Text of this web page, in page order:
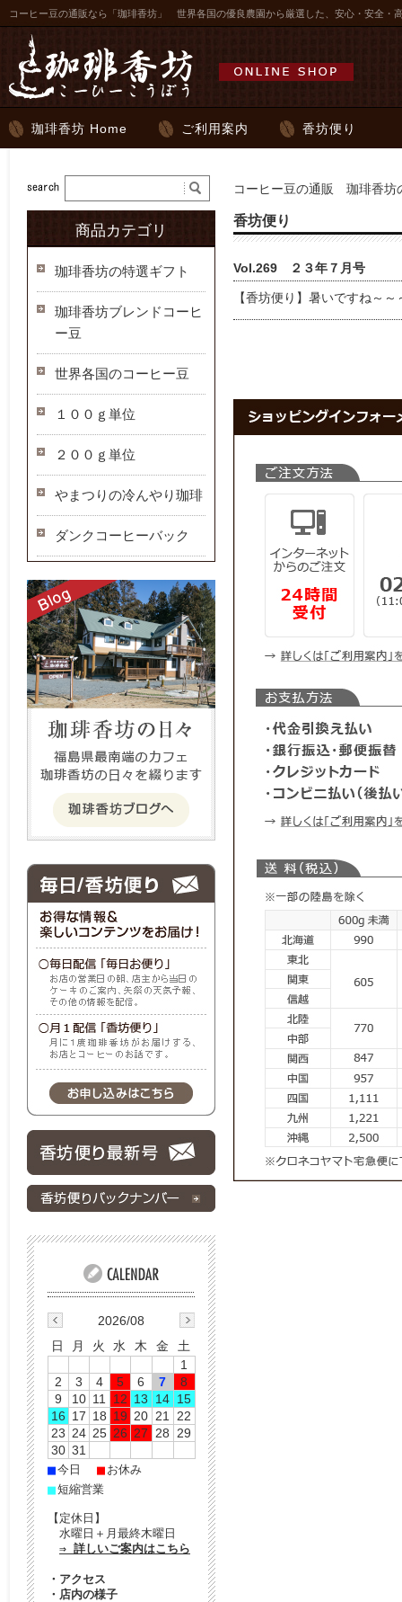
コーヒー豆の通販なら「珈琲香坊」 世界各国の優良農園から厳選した、安心・安全・
珈琲香坊 Home ご利用案内 香坊便り
コーヒー豆の通販 珈琲香坊
香坊便り
Vol.269 ２３年７月号
【香坊便り】暑いですね～～
商品カテゴリ
珈琲香坊の特選ギフト
珈琲香坊ブレンドコーヒ
ー豆
世界各国のコーヒー豆
１００ｇ単位
２００ｇ単位
やまつりの冷んやり珈琲
ダンクコーヒーバック
2026/08
日
月 火 水 木 金
土
1
2
3 4 5 6 7
8
9
10 11 12 13 14 15
16 17 18 19 20 21
22
23 24 25 26 27 28
29
30 31
■今日 ■ お休み
■短縮営業
【定休日】
水曜日＋月最終木曜日
⇒ 詳しいご案内はこちら
・ アクセス
・ 店内の様子